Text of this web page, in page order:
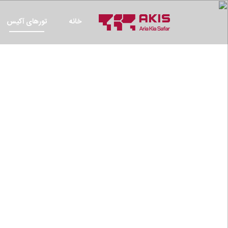
خانه تورهای آکیس